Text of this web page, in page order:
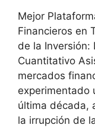
Mejor
Financieros en
de la Inversión:
Cuantitativo
mercados
experimentado
última década,
la irrupción de